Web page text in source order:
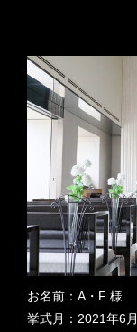
お名前：A・F 様
挙式月：2021年6月